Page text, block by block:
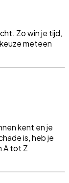
Zo win je tijd,
meteen
kent en je
is, heb je
A tot Z